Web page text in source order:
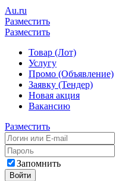
Au.ru
Разместить
Разместить
Товар (Лот)
Услугу
Промо (Объявление)
Заявку (Тендер)
Новая акция
Вакансию
Разместить
Запомнить
Войти